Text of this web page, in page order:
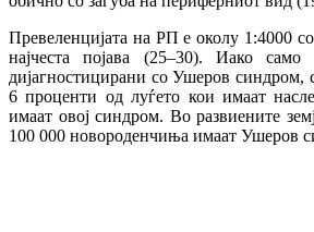
Превеленцијата на РП е околу 1:4000
најчеста појава (25–30). Иако
дијагностицирани со Ушеров синдром,
6 проценти од луѓето кои имаат
имаат овој синдром. Во развиените
100 000 новороденчиња имаат Ушеров